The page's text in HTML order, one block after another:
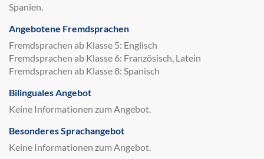
Spanien.
Angebotene Fremdsprachen
Fremdsprachen ab Klasse 5: Englisch
Fremdsprachen ab Klasse 6: Französisch, Latein
Fremdsprachen ab Klasse 8: Spanisch
Bilinguales Angebot
Keine Informationen zum Angebot.
Besonderes Sprachangebot
Keine Informationen zum Angebot.